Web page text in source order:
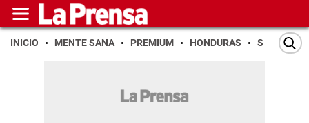
INICIO MENTE SANA PREMIUM HONDURAS SAN PEDRO